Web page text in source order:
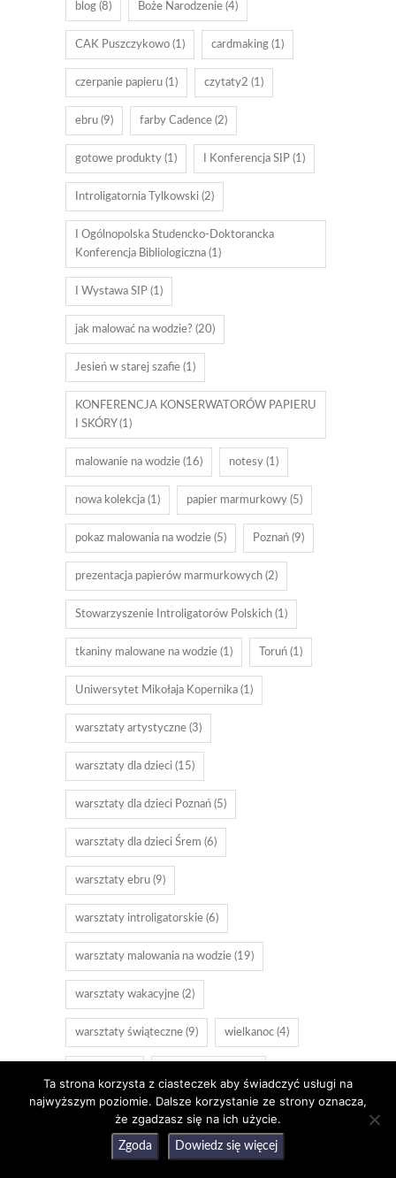
blog (8) Boże Narodzenie (4)
CAK Puszczykowo (1) cardmaking (1)
czerpanie papieru (1) czytaty2 (1)
ebru (9) farby Cadence (2)
gotowe produkty (1) I Konferencja SIP (1)
Introligatornia Tylkowski (2)
I Ogólnopolska Studencko-Doktorancka
Konferencja Bibliologiczna (1)
I Wystawa SIP (1)
jak malować na wodzie? (20)
Jesień w starej szafie (1)
KONFERENCJA KONSERWATORÓW PAPIERU
I SKÓRY (1)
malowanie na wodzie (16) notesy (1)
nowa kolekcja (1) papier marmurkowy (5)
pokaz malowania na wodzie (5) Poznań (9)
prezentacja papierów marmurkowych (2)
Stowarzyszenie Introligatorów Polskich (1)
tkaniny malowane na wodzie (1) Toruń (1)
Uniwersytet Mikołaja Kopernika (1)
warsztaty artystyczne (3)
warsztaty dla dzieci (15)
warsztaty dla dzieci Poznań (5)
warsztaty dla dzieci Śrem (6)
warsztaty ebru (9)
warsztaty introligatorskie (6)
warsztaty malowania na wodzie (19)
warsztaty wakacyjne (2)
warsztaty świąteczne (9) wielkanoc (4)
zajęcia plastyczne (3)
Ta strona korzysta z ciasteczek aby świadczyć usługi na
najwyższym poziomie. Dalsze korzystanie ze strony oznacza,
że zgadzasz się na ich użycie.
Zgoda Dowiedz się więcej